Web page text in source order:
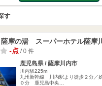
す
摩の湯 スーパーホテル薩摩
-点/ 0 件
鹿児島県 / 薩摩川内市
川内駅225m
九州新幹線 川内駅より徒歩２分／
０分 鹿児島中央…